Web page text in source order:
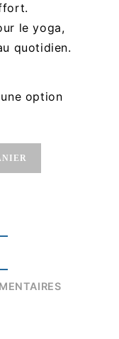
le yoga,
quotidien.
option